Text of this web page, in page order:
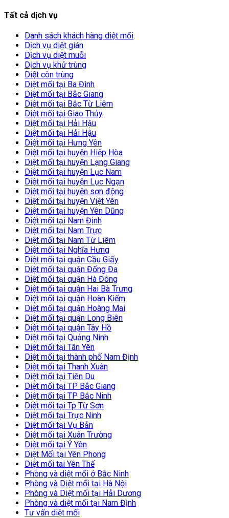
Tất cả dịch vụ
Danh sách khách hàng diệt mối
Dịch vụ diệt gián
Dịch vụ diệt muỗi
Dịch vụ khử trùng
Diệt côn trùng
Diệt mối tại Ba Đình
Diệt mối tại Bắc Giang
Diệt mối tại Bắc Từ Liêm
Diệt mối tại Giao Thủy
Diệt mối tại Hải Hậu
Diệt mối tại Hải Hậu
Diệt mối tại Hưng Yên
Diệt mối tại huyện Hiệp Hòa
Diệt mối tại huyện Lạng Giang
Diệt mối tại huyện Lục Nam
Diệt mối tại huyện Lục Ngạn
Diệt mối tại huyện sơn động
Diệt mối tại huyện Việt Yên
Diệt mối tại huyện Yên Dũng
Diệt mối tại Nam Định
Diệt mối tại Nam Trực
Diệt mối tại Nam Từ Liêm
Diệt mối tại Nghĩa Hưng
Diệt mối tại quận Cầu Giấy
Diệt mối tại quận Đống Đa
Diệt mối tại quận Hà Đông
Diệt mối tại quận Hai Bà Trưng
Diệt mối tại quận Hoàn Kiếm
Diệt mối tại quận Hoàng Mai
Diệt mối tại quận Long Biên
Diệt mối tại quận Tây Hồ
Diệt mối tại Quảng Ninh
Diệt mối tại Tân Yên
Diệt mối tại thành phố Nam Định
Diệt mối tại Thanh Xuân
Diệt mối tại Tiên Du
Diệt mối tại TP Bắc Giang
Diệt mối tại TP Bắc Ninh
Diệt mối tại Tp Từ Sơn
Diệt mối tại Trực Ninh
Diệt mối tại Vụ Bản
Diệt mối tại Xuân Trường
Diệt mối tại Ý Yên
Diệt Mối tại Yên Phong
Diệt mối tai Yên Thế
Phòng và diệt mối ở Bắc Ninh
Phòng và Diệt mối tại Hà Nội
Phòng và Diệt mối tại Hải Dương
Phòng và diệt mối tại Nam Định
Tư vấn diệt mối